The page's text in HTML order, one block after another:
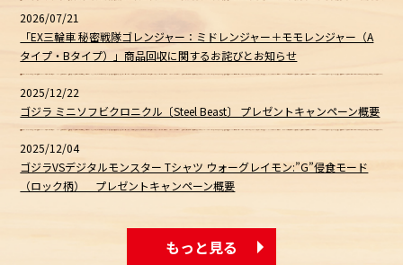
2026/07/21
「EX三輪車 秘密戦隊ゴレンジャー：ミドレンジャー＋モモレンジャー（A
タイプ・Bタイプ）」商品回収に関するお詫びとお知らせ
2025/12/22
ゴジラ ミニソフビクロニクル〔Steel Beast〕 プレゼントキャンペーン概要
2025/12/04
ゴジラVSデジタルモンスター Tシャツ ウォーグレイモン:”G”侵食モード
（ロック柄） プレゼントキャンペーン概要
もっと見る